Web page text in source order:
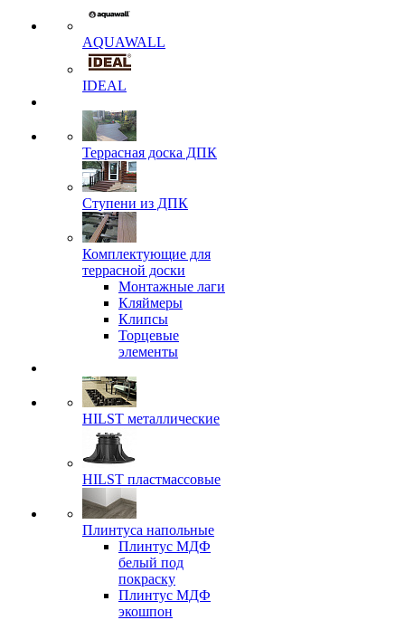
AQUAWALL
IDEAL
Террасная доска ДПК
Ступени из ДПК
Комплектующие для
террасной доски
Монтажные лаги
Кляймеры
Клипсы
Торцевые
элементы
HILST металлические
HILST пластмассовые
Плинтуса напольные
Плинтус МДФ
белый под
покраску
Плинтус МДФ
экошпон